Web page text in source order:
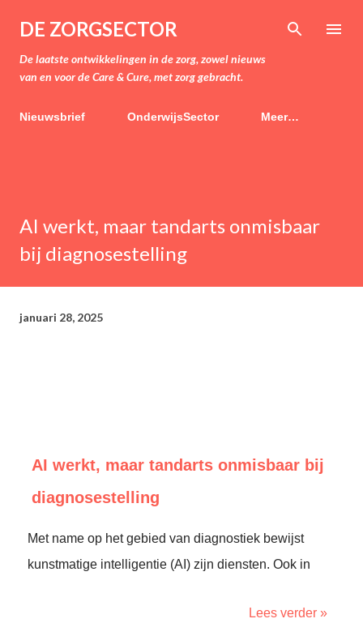
Doorgaan naar hoofdcontent
DE ZORGSECTOR
De laatste ontwikkelingen in de zorg, zowel nieuws
van en voor de Care & Cure, met zorg gebracht.
Nieuwsbrief OnderwijsSector Meer…
AI werkt, maar tandarts onmisbaar
bij diagnosestelling
januari 28, 2025
AI werkt, maar tandarts onmisbaar bij
diagnosestelling
Met name op het gebied van diagnostiek bewijst
kunstmatige intelligentie (AI) zijn diensten. Ook in
Lees verder »